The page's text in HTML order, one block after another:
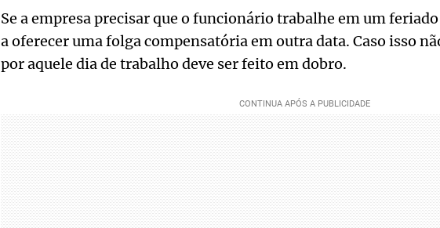
Se a empresa precisar que o funcionário trabalhe em um
a oferecer uma folga compensatória em outra data. Caso isso
por aquele dia de trabalho deve ser feito em dobro.